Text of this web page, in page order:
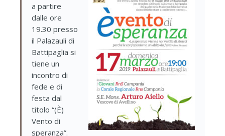
a partire
dalle ore
19.30 presso
il Palazauli di
Battipaglia si
tiene un
incontro di
fede e di
festa dal
titolo “(È)
Vento di
speranza”.